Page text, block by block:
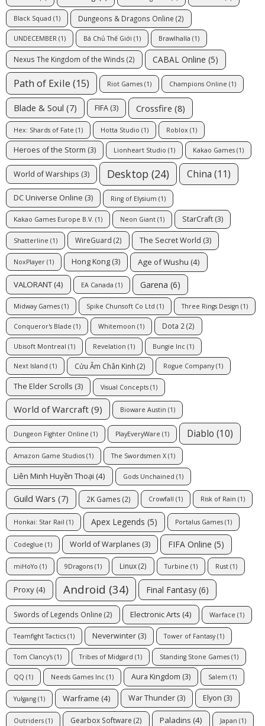
Black Squad (1) Dungeons & Dragons Online (2)
UNDECEMBER (1) Bá Chủ Thế Giới (1) Brawlhalla (1)
Nexus The Kingdom of the Winds (2) CABAL Online (5)
Path of Exile (15) Riot Games (1) Champions Online (1)
Blade & Soul (7) FIFA (3) Crossfire (8)
Hex: Shards of Fate (1) Hotta Studio (1) Roblox (1)
Heroes of the Storm (3) Lionheart Studio (1) Kakao Games (1)
World of Warships (3) Desktop (24) China (11)
DC Universe Online (3) Ring of Elysium (1)
Kakao Games Europe B.V. (1) Neon Giant (1) StarCraft (3)
Shatterline (1) WireGuard (2) The Secret World (3)
NoxPlayer (1) Hong Kong (3) Age of Wushu (4)
VALORANT (4) EA Canada (1) Garena (6)
Midway Games (1) Spike Chunsoft Co Ltd (1) Three Rings Design (1)
Conqueror's Blade (1) Whitemoon (1) Dota 2 (2)
Ubisoft Montreal (1) Revelation (1) Bungie Inc (1)
Next Island (1) Cửu Âm Chân Kinh (2) Rogue Company(1)
The Elder Scrolls (3) Visual Concepts (1)
World of Warcraft (9) Bioware Austin (1)
Dungeon Fighter Online (1) PlayEveryWare (1) Diablo (10)
Amazon Game Studios (1) The Swordsmen X (1)
Liên Minh Huyền Thoại (4) Gods Unchained (1)
Guild Wars (7) 2K Games (2) Crowfall (1) Risk of Rain (1)
Honkai: Star Rail (1) Apex Legends (5) Portalus Games (1)
Codeglue (1) World of Warplanes (3) FIFA Online (5)
miHoYo (1) 9Dragons (1) Linux(2) Turbine (1) Rust (1)
Proxy (4) Android (34) Final Fantasy (6)
Swords of Legends Online (2) Electronic Arts (4) Warface (1)
Teamfight Tactics (1) Neverwinter (3) Tower of Fantasy(1)
Tom Clancy's (1) Tribes of Midgard (1) Standing Stone Games (1)
QQ (1) Needs Games Inc (1) Aura Kingdom (3) Salem (1)
Yulgang (1) Warframe (4) War Thunder (3) Elyon (3)
Outriders (1) Gearbox Software (2) Paladins (4) Japan (1)